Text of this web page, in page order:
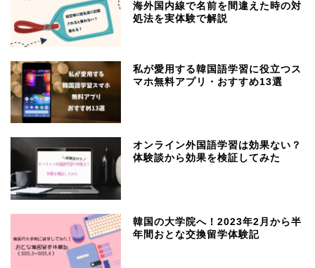
海外国内線で名前を間違えた時の対
処法を実体験で解説
私が愛用する韓国語学習に役立つス
マホ無料アプリ・おすすめ13選
オンライン外国語学習は効果ない？
体験談から効果を検証してみた
韓国の大学院へ！2023年2月から半
年間おとな交換留学体験記